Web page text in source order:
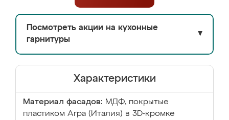
Посмотреть акции на кухонные
гарнитуры
▼
Характеристики
Материал фасадов: МДФ, покрытые
пластиком Arpa (Италия) в 3D-кромке